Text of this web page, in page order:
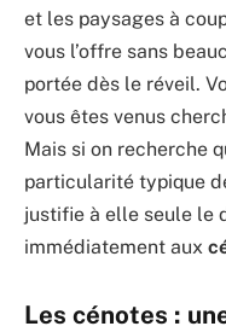
et les paysages à
vous l’offre sans
portée dès le réveil.
vous êtes venus
Mais si on recherche
particularité typique
justifie à elle seule le
immédiatement aux
Les cénotes :